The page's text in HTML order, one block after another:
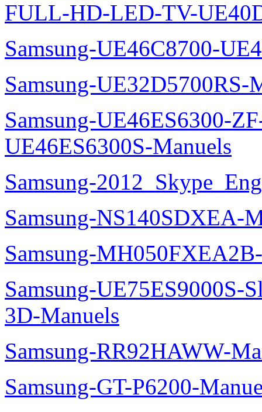
FULL-HD-LED-TV-
Samsung-UE46C8700-
Samsung-UE32D5700RS-
Samsung-UE46ES6300-
UE46ES6300S-Manuels
Samsung-
Samsung-NS140SDXEA-
Samsung-
Samsung-
3D-Manuels
Samsung-RR92HAWW-
Samsung-GT-P6200-